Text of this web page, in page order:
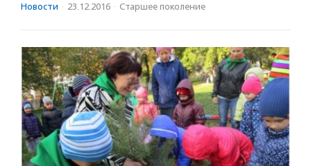
Новости · 23.12.2016 · Старшее поколение